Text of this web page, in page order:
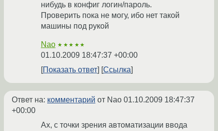
нибудь в конфиг логин/пароль.
Проверить пока не могу, ибо нет такой
машины под рукой
Nao ★★★★★
01.10.2009 18:47:37 +00:00
Показать ответ
Ссылка
Ответ на: комментарий от Nao 01.10.2009 18:47:37
+00:00
Ах, с точки зрения автоматизации ввода